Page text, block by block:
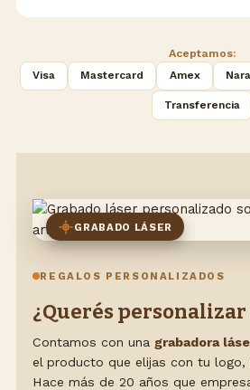
Aceptamos:
Visa Mastercard Amex
Transferencia
GRABADO LÁSER
REGALOS PERSONALIZADOS
¿Querés personalizar
Contamos con una grabadora
el producto que elijas con tu logo,
Hace más de 20 años que